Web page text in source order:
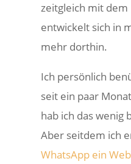
zeitgleich mit dem
entwickelt sich in
mehr dorthin.
Ich persönlich
seit ein paar
hab ich das wenig
Aber seitdem ich
WhatsApp ein